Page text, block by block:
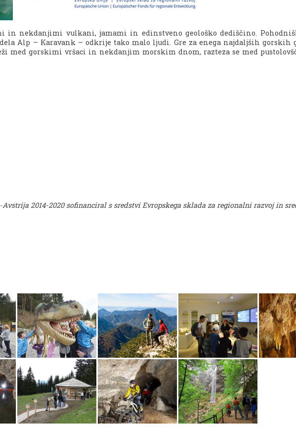
in nekdanjimi vulkani, jamami in edinstveno geološko dediščino.
Alp – Karavank – odkrije tako malo ljudi. Gre za enega najdaljših gorskih
med gorskimi vršaci in nekdanjim morskim dnom, razteza se med
2014-2020 sofinanciral s sredstvi Evropskega sklada za regionalni razvoj in